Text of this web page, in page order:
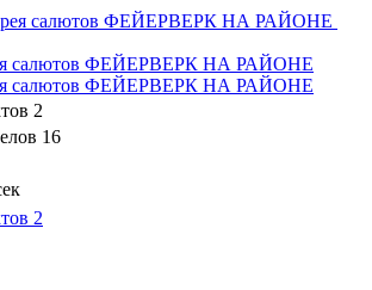
салютов ФЕЙЕРВЕРК НА РАЙОНЕ
салютов ФЕЙЕРВЕРК НА РАЙОНЕ
2
16
2